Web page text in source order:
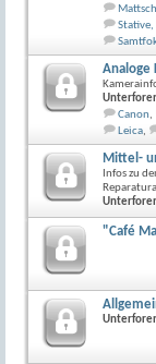
Analoge
Canon,
Leica,
Mittel-
Infos zu
"Café